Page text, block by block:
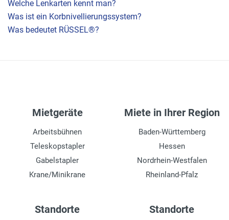
Welche Lenkarten kennt man?
Was ist ein Korbnivellierungssystem?
Was bedeutet RÜSSEL®?
Mietgeräte
Arbeitsbühnen
Teleskopstapler
Gabelstapler
Krane/Minikrane
Miete in Ihrer Region
Baden-Württemberg
Hessen
Nordrhein-Westfalen
Rheinland-Pfalz
Standorte Standorte